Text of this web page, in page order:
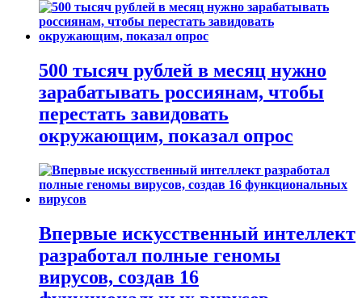
500 тысяч рублей в месяц нужно
зарабатывать россиянам, чтобы
перестать завидовать
окружающим, показал опрос
Впервые искусственный интеллект
разработал полные геномы
вирусов, создав 16